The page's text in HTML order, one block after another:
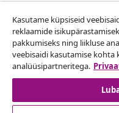
Klienditeenindus
Ettevõte
Kasutame küpsiseid
reklaamide
pakkumiseks ning liikluse
veebisaidi kasutamise kohta
analüüsipartneritega.